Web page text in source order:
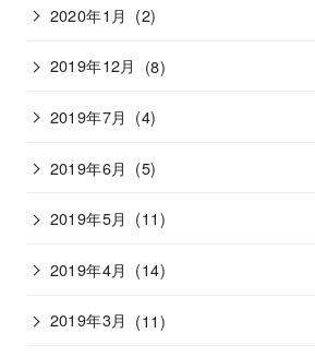
2020年1月 (2)
2019年12月 (8)
2019年7月 (4)
2019年6月 (5)
2019年5月 (11)
2019年4月 (14)
2019年3月 (11)